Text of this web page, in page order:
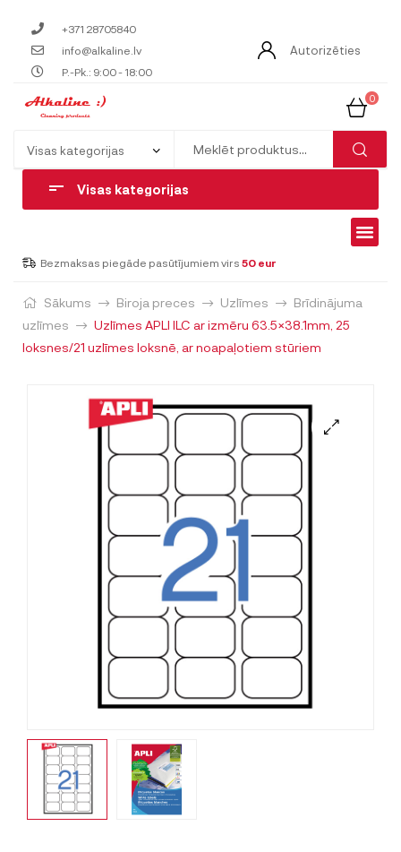
+371 28705840
info@alkaline.lv
P.-Pk.: 9:00 - 18:00
Autorizēties
0
Visas kategorijas
Bezmaksas piegāde pasūtījumiem virs 50 eur
Sākums Biroja preces Uzlīmes
Brīdinājuma
uzlīmes
Uzlīmes APLI ILC ar izmēru 63.5×38.1mm, 25
loksnes/21 uzlīmes loksnē, ar noapaļotiem stūriem